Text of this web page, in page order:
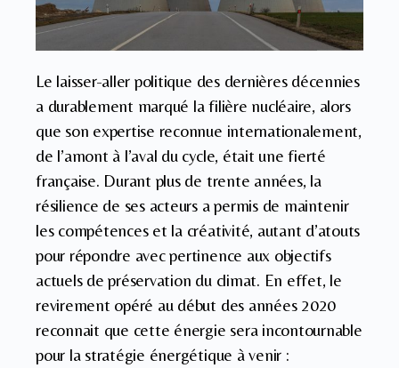
Le laisser-aller politique des dernières décennies
a durablement marqué la filière nucléaire, alors
que son expertise reconnue internationalement,
de l’amont à l’aval du cycle, était une fierté
française. Durant plus de trente années, la
résilience de ses acteurs a permis de maintenir
les compétences et la créativité, autant d’atouts
pour répondre avec pertinence aux objectifs
actuels de préservation du climat. En effet, le
revirement opéré au début des années 2020
reconnait que cette énergie sera incontournable
pour la stratégie énergétique à venir :